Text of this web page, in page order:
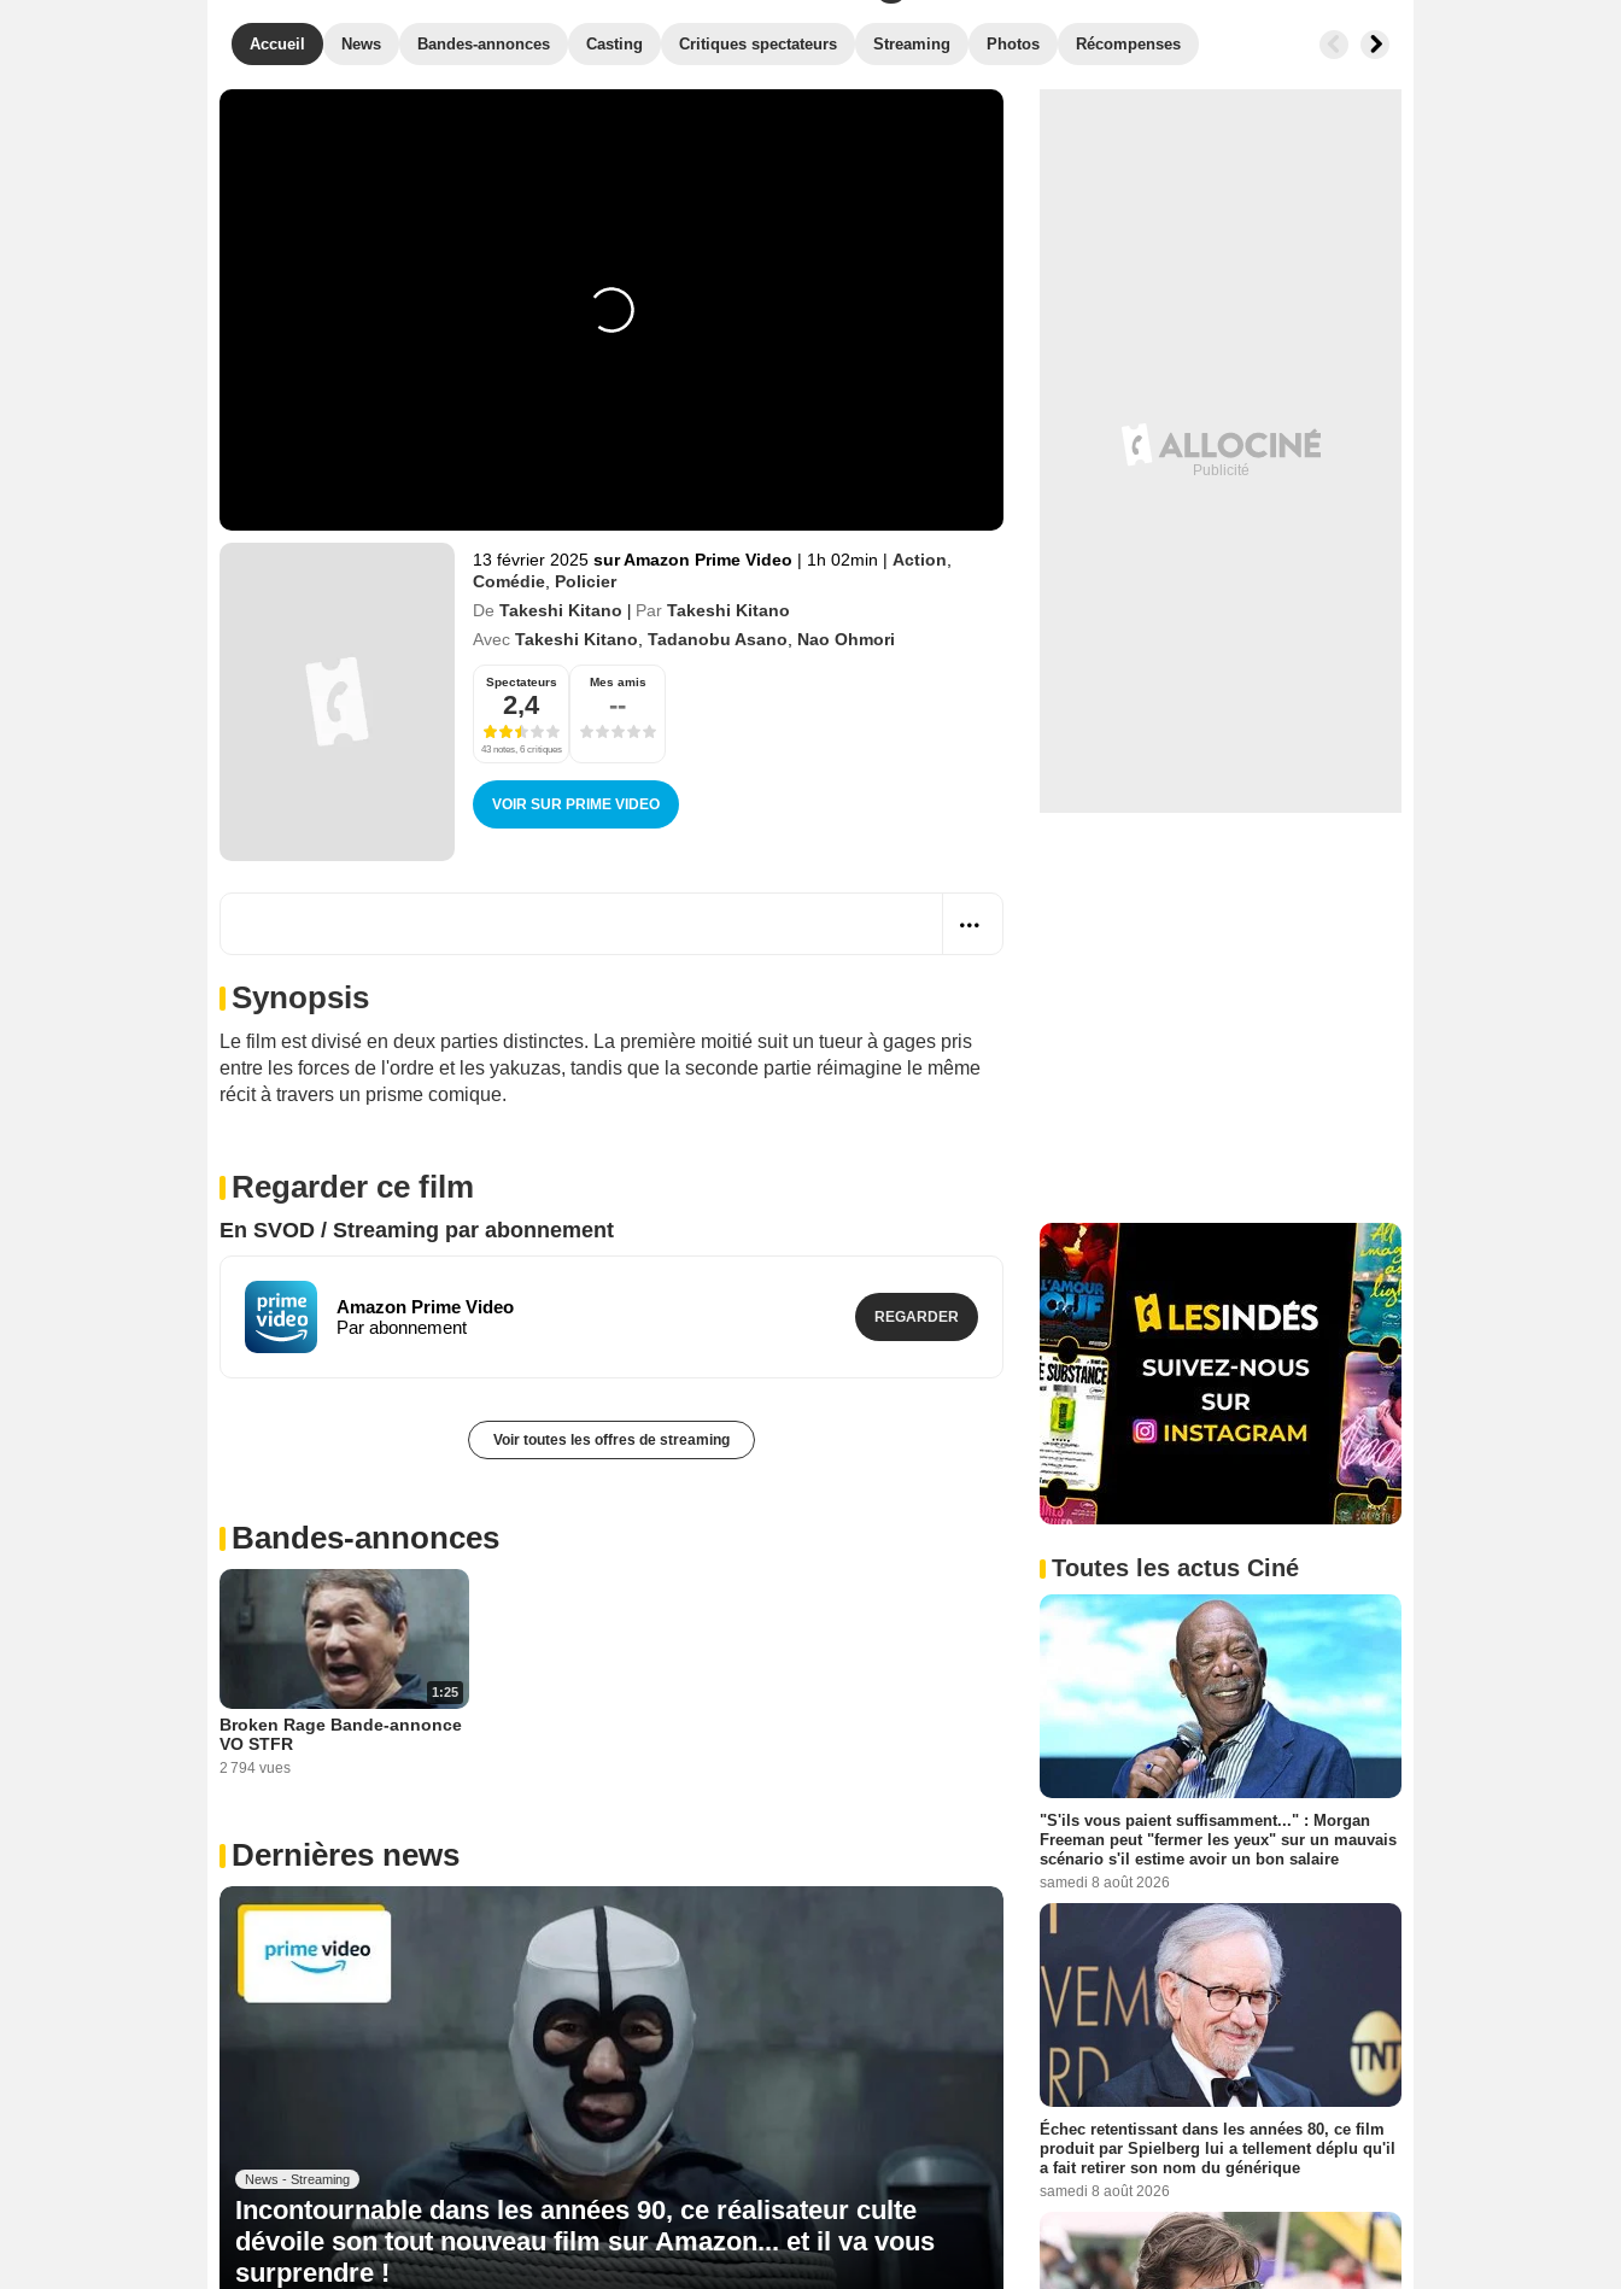
Accueil News Bandes-annonces Casting Critiques spectateurs Streaming Photos Récompenses
13 février 2025 sur Amazon Prime Video | 1h 02min | Action
Comédie Policier
De Takeshi Kitano | Par Takeshi Kitano
Avec Takeshi Kitano Tadanobu Asano Nao Ohmori
Spectateurs
2,4
43 notes, 6 critiques
Mes amis
--
VOIR SUR PRIME VIDEO
Synopsis
Le film est divisé en deux parties distinctes. La première moitié suit un tueur à gages pris
entre les forces de l'ordre et les yakuzas, tandis que la seconde partie réimagine le même
récit à travers un prisme comique.
Regarder ce film
En SVOD / Streaming par abonnement
Amazon Prime Video
Par abonnement
REGARDER
Voir toutes les offres de streaming
Bandes-annonces
1:25
Broken Rage Bande-annonce
VO STFR
2 794 vues
Dernières news
News - Streaming
Incontournable dans les années 90, ce réalisateur culte
dévoile son tout nouveau film sur Amazon... et il va vous
surprendre !
Toutes les actus Ciné
"S'ils vous paient suffisamment..." : Morgan
Freeman peut "fermer les yeux" sur un mauvais
scénario s'il estime avoir un bon salaire
samedi 8 août 2026
Échec retentissant dans les années 80, ce film
produit par Spielberg lui a tellement déplu qu'il
a fait retirer son nom du générique
samedi 8 août 2026